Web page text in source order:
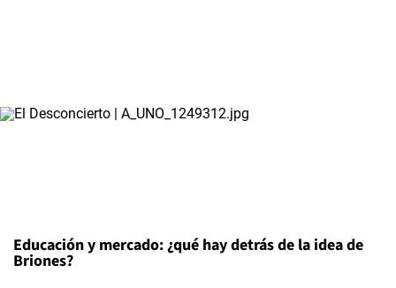
Educación y mercado: ¿qué hay detrás de la idea de
Briones?